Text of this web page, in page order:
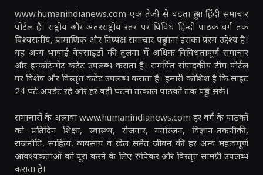
www.humanindianews.com एक तेजी से बढ़ता हुआ हिंदी समाचार
पोर्टल है। राष्ट्रीय और अंतरराष्ट्रीय स्तर पर विविध हिन्दी पाठक वर्ग तक
विश्वसनीय, प्रामाणिक और निष्पक्ष समाचार पहुंचाना इसका परम उद्देश्य है।
यह अन्य भाषाई वेबसाइटों की तुलना में अधिक विविधतापूर्ण समाचार
और इन्फोटेन्मेंट कंटेंट उपलब्ध कराता है। समर्पित संपादकीय टीम पोर्टल
पर विशेष और विस्तृत कंटेंट उपलब्ध कराता है। हमारी कोशिश है कि साइट
24 घंटे अपडेट रहे और हर बड़ी घटना तत्काल पाठकों तक पहुंच सके।
समाचारों के अलावा www.humanindianews.com हर वर्ग के पाठकों
को प्रतिदिन शिक्षा, स्वास्थ्य, रोजगार, मनोरंजन, विज्ञान-तकनीकी,
राजनीति, साहित्य, व्यवसाय व खेल समेत जीवन की हर अन्य महत्वपूर्ण
आवश्यकताओं को पूरा करने के लिए रुचिकर और विस्तृत सामग्री उपलब्ध
कराता है।